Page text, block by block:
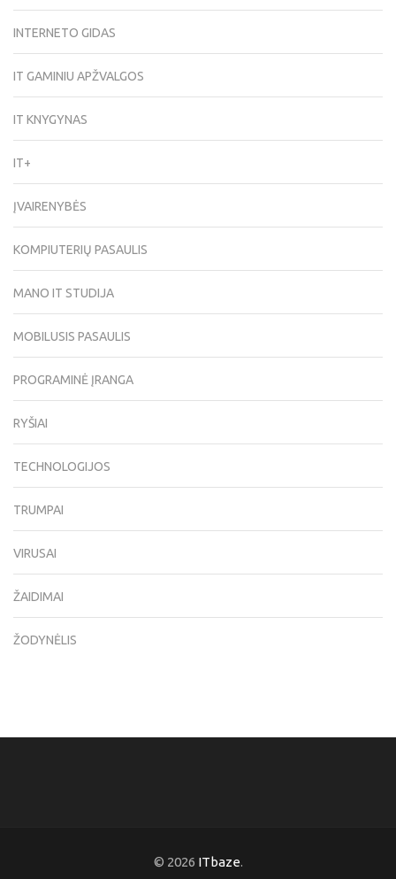
INTERNETO GIDAS
IT GAMINIU APŽVALGOS
IT KNYGYNAS
IT+
ĮVAIRENYBĖS
KOMPIUTERIŲ PASAULIS
MANO IT STUDIJA
MOBILUSIS PASAULIS
PROGRAMINĖ ĮRANGA
RYŠIAI
TECHNOLOGIJOS
TRUMPAI
VIRUSAI
ŽAIDIMAI
ŽODYNĖLIS
© 2026 ITbaze.